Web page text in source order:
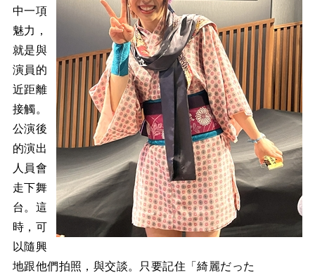
中一項
魅力，
就是與
演員的
近距離
接觸。
公演後
的演出
人員會
走下舞
台。這
時，可
以隨興
地跟他們拍照，與交談。只要記住「綺麗だった